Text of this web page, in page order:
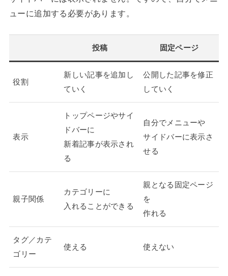
ューに追加する必要があります。
投稿 固定ページ
役割
新しい記事を追加し
ていく
公開した記事を修正
していく
表示
トップページやサイ
ドバーに
新着記事が表示され
る
自分でメニューや
サイドバーに表示さ
せる
親子関係
カテゴリーに
入れることができる
親となる固定ページ
を
作れる
タグ／カテ
ゴリー
使える 使えない